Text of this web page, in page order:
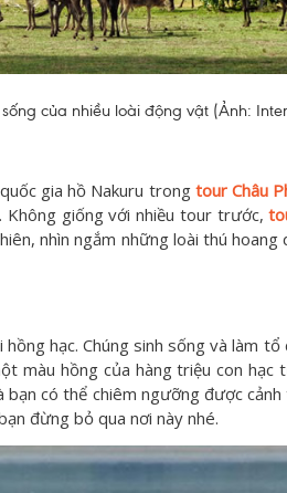
của nhiều loài động vật (Ảnh:
gia hồ Nakuru trong tour Châu
Không giống với nhiều tour trước,
nhìn ngắm những loài thú
hạc. Chúng sinh sống và làm
màu hồng của hàng triệu con hạc
có thể chiêm ngưỡng được
đừng bỏ qua nơi này nhé.